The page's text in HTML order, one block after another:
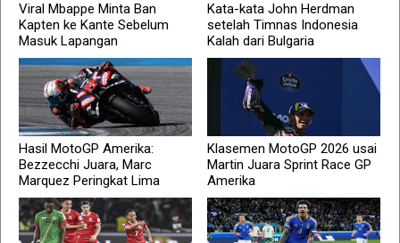
Viral Mbappe Minta Ban
Kapten ke Kante Sebelum
Masuk Lapangan
Kata-kata John Herdman
setelah Timnas Indonesia
Kalah dari Bulgaria
Hasil MotoGP Amerika:
Bezzecchi Juara, Marc
Marquez Peringkat Lima
Klasemen MotoGP 2026 usai
Martin Juara Sprint Race GP
Amerika